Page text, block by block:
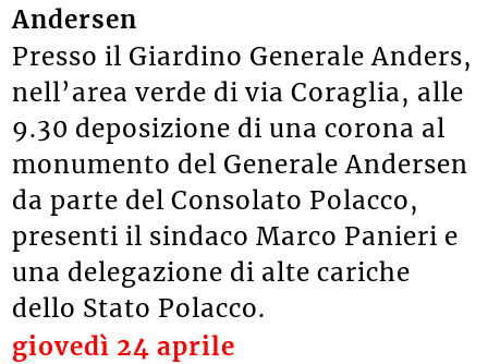
Andersen
Presso il Giardino Generale Anders,
nell’area verde di via Coraglia, alle
9.30 deposizione di una corona al
monumento del Generale Andersen
da parte del Consolato Polacco,
presenti il sindaco Marco Panieri e
una delegazione di alte cariche
dello Stato Polacco.
giovedì 24 aprile